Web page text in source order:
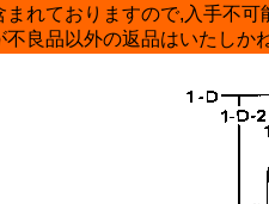
れておりますので,入手不可
良品以外の返品はいたしか